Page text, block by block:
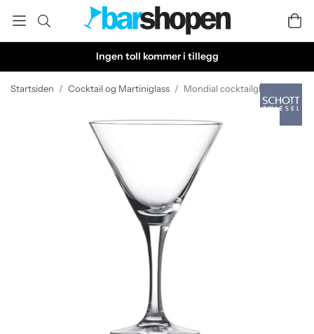
Ingen toll kommer i tillegg
Startsiden / Cocktail og Martiniglass / Mondial cocktailglass 27,5 cl